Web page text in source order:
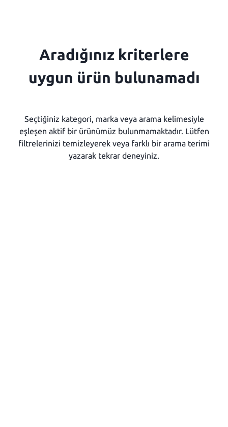
Aradığınız kriterlere
uygun ürün bulunamadı
Seçtiğiniz kategori, marka veya arama kelimesiyle
eşleşen aktif bir ürünümüz bulunmamaktadır. Lütfen
filtrelerinizi temizleyerek veya farklı bir arama terimi
yazarak tekrar deneyiniz.